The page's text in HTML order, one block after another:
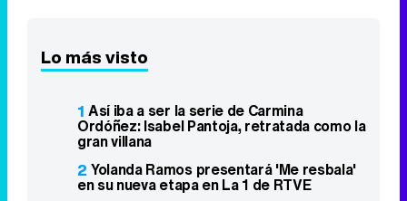
Lo más visto
1 Así iba a ser la serie de Carmina
Ordóñez: Isabel Pantoja, retratada como la
gran villana
2 Yolanda Ramos presentará 'Me resbala'
en su nueva etapa en La 1 de RTVE